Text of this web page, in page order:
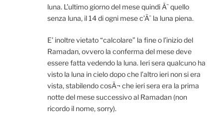
luna. L’ultimo giorno del mese quindi Ã¨ quello
senza luna, il 14 di ogni mese c’Ã¨ la luna piena.
E’ inoltre vietato “calcolare” la fine o l’inizio del
Ramadan, ovvero la conferma del mese deve
essere fatta vedendo la luna. Ieri sera qualcuno ha
visto la luna in cielo dopo che l’altro ieri non si era
vista, stabilendo cosÃ¬ che ieri sera era la prima
notte del mese successivo al Ramadan (non
ricordo il nome, sorry).